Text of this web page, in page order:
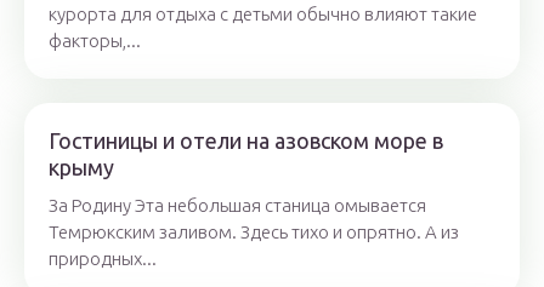
курорта для отдыха с детьми обычно влияют такие
факторы,...
Гостиницы и отели на азовском море в
крыму
За Родину Эта небольшая станица омывается
Темрюкским заливом. Здесь тихо и опрятно. А из
природных...